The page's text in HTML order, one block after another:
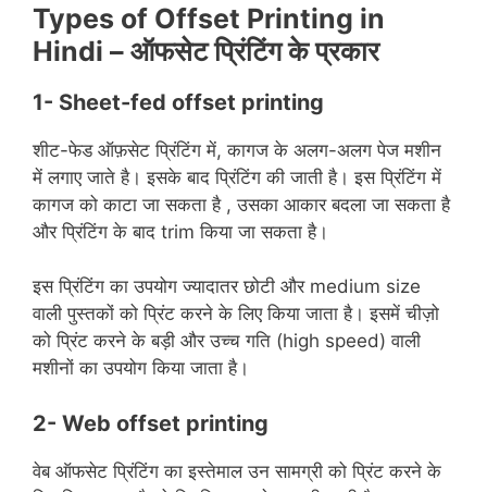
Types of Offset Printing in
Hindi – ऑफसेट प्रिंटिंग के प्रकार
1- Sheet-fed offset printing
शीट-फेड ऑफ़सेट प्रिंटिंग में, कागज के अलग-अलग पेज मशीन
में लगाए जाते है। इसके बाद प्रिंटिंग की जाती है। इस प्रिंटिंग में
कागज को काटा जा सकता है , उसका आकार बदला जा सकता है
और प्रिंटिंग के बाद trim किया जा सकता है।
इस प्रिंटिंग का उपयोग ज्यादातर छोटी और medium size
वाली पुस्तकों को प्रिंट करने के लिए किया जाता है। इसमें चीज़ो
को प्रिंट करने के बड़ी और उच्च गति (high speed) वाली
मशीनों का उपयोग किया जाता है।
2- Web offset printing
वेब ऑफसेट प्रिंटिंग का इस्तेमाल उन सामग्री को प्रिंट करने के